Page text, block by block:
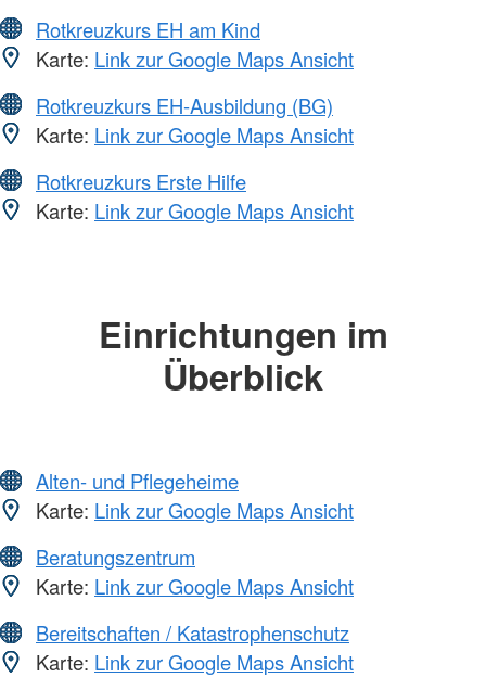
Rotkreuzkurs EH am Kind
Karte: Link zur Google Maps Ansicht
Rotkreuzkurs EH-Ausbildung (BG)
Karte: Link zur Google Maps Ansicht
Rotkreuzkurs Erste Hilfe
Karte: Link zur Google Maps Ansicht
Einrichtungen im
Überblick
Alten- und Pflegeheime
Karte: Link zur Google Maps Ansicht
Beratungszentrum
Karte: Link zur Google Maps Ansicht
Bereitschaften / Katastrophenschutz
Karte: Link zur Google Maps Ansicht